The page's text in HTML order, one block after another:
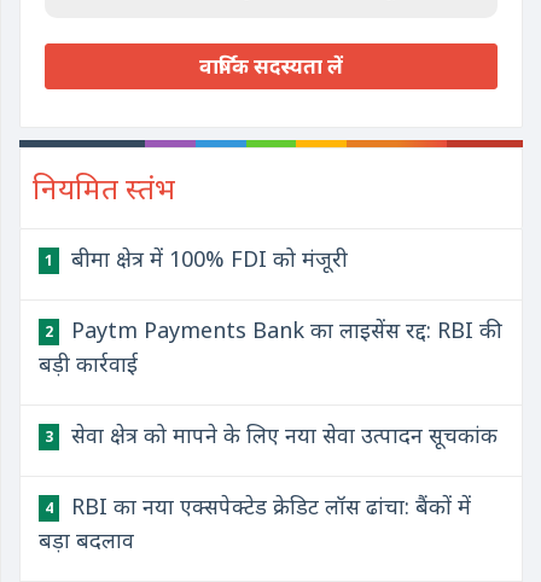
वार्षिक सदस्यता लें
नियमित स्तंभ
1 बीमा क्षेत्र में 100% FDI को मंजूरी
2
Paytm Payments Bank का लाइसेंस रद्द: RBI की
बड़ी कार्रवाई
3 सेवा क्षेत्र को मापने के लिए नया सेवा उत्पादन सूचकांक
4
RBI का नया एक्सपेक्टेड क्रेडिट लॉस ढांचा: बैंकों में
बड़ा बदलाव